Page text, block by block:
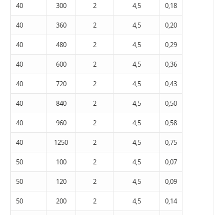
40 300 2 4,5 0,18
40 360 2 4,5 0,20
40 480 2 4,5 0,29
40 600 2 4,5 0,36
40 720 2 4,5 0,43
40 840 2 4,5 0,50
40 960 2 4,5 0,58
40 1250 2 4,5 0,75
50 100 2 4,5 0,07
50 120 2 4,5 0,09
50 200 2 4,5 0,14